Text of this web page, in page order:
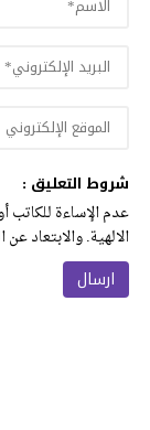
شروط التعليق :
عدم الإساءة للكاتب
الالهية. والابتعاد